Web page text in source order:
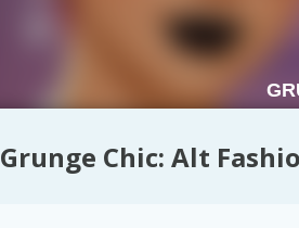
Grunge Chic: Alt